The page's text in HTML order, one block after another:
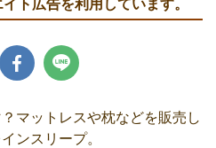
ト広告を利用しています。
マットレスや枕などを販売し
ンスリープ。